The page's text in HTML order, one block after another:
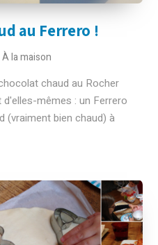
au Ferrero !
À la maison
chaud au Rocher
mêmes : un Ferrero
(vraiment bien chaud) à